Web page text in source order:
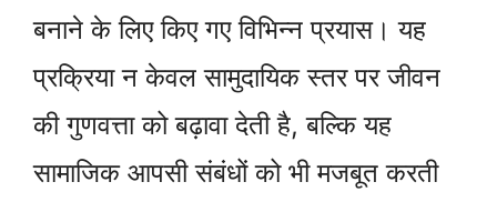
बनाने के लिए किए गए विभिन्न प्रयास। यह
प्रक्रिया न केवल सामुदायिक स्तर पर जीवन
की गुणवत्ता को बढ़ावा देती है, बल्कि यह
सामाजिक आपसी संबंधों को भी मजबूत करती